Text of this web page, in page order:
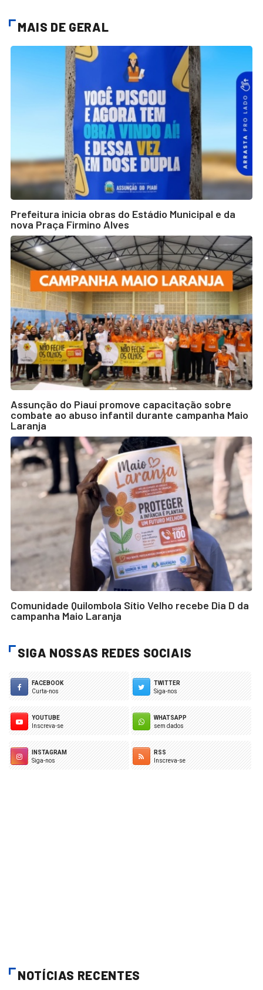
MAIS DE GERAL
Prefeitura inicia obras do Estádio Municipal e da
nova Praça Firmino Alves
Assunção do Piauí promove capacitação sobre
combate ao abuso infantil durante campanha Maio
Laranja
Comunidade Quilombola Sítio Velho recebe Dia D da
campanha Maio Laranja
SIGA NOSSAS REDES SOCIAIS
FACEBOOK
Curta-nos
TWITTER
Siga-nos
YOUTUBE
Inscreva-se
WHATSAPP
sem dados
INSTAGRAM
Siga-nos
RSS
Inscreva-se
NOTÍCIAS RECENTES